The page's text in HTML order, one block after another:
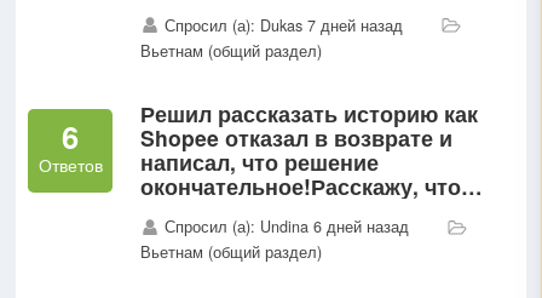
и Фансан, и цены не особо
низкие, несмотря на раннее...
Спросил (а): Dukas 7 дней назад
Вьетнам (общий раздел)
6
Ответов
Решил рассказать историю как
Shopee отказал в возврате и
написал, что решение
окончательное!Расскажу, что
донгов уже после отказа Shopee
— и что важно успеть сделать
Спросил (а): Undina 6 дней назад
Вьетнам (общий раздел)